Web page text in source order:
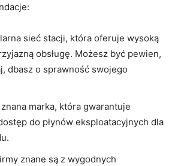
sieć stacji, która oferuje wysoką
obsługę. Możesz być pewien,
dbasz o sprawność swojego
marka, która gwarantuje
do płynów eksploatacyjnych dla
znane są z wygodnych